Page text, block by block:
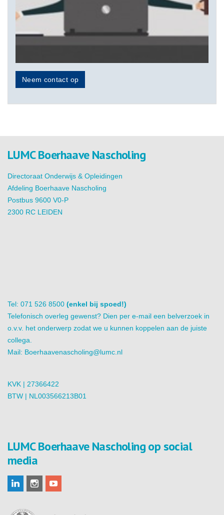
Neem contact op
LUMC Boerhaave Nascholing
Directoraat Onderwijs & Opleidingen
Afdeling Boerhaave Nascholing
Postbus 9600 V0-P
2300 RC LEIDEN
Tel: 071 526 8500 (enkel bij spoed!)
Telefonisch overleg gewenst? Dien per e-mail een belverzoek in
o.v.v. het onderwerp zodat we u kunnen koppelen aan de juiste
collega.
Mail: Boerhaavenascholing@lumc.nl
KVK | 27366422
BTW | NL003566213B01
LUMC Boerhaave Nascholing op social
media